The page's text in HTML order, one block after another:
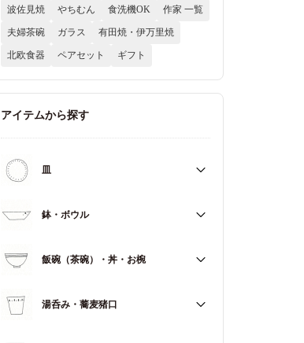
波佐見焼 やちむん 食洗機OK 作家 一覧
夫婦茶碗 ガラス 有田焼・伊万里焼
北欧食器 ペアセット ギフト
アイテムから探す
皿
すべて
取皿・中皿（15～20cm）
鉢・ボウル
すべて
中鉢（13～17cm）
飯碗（茶碗）・丼・お椀
すべて
湯呑み・蕎麦猪口